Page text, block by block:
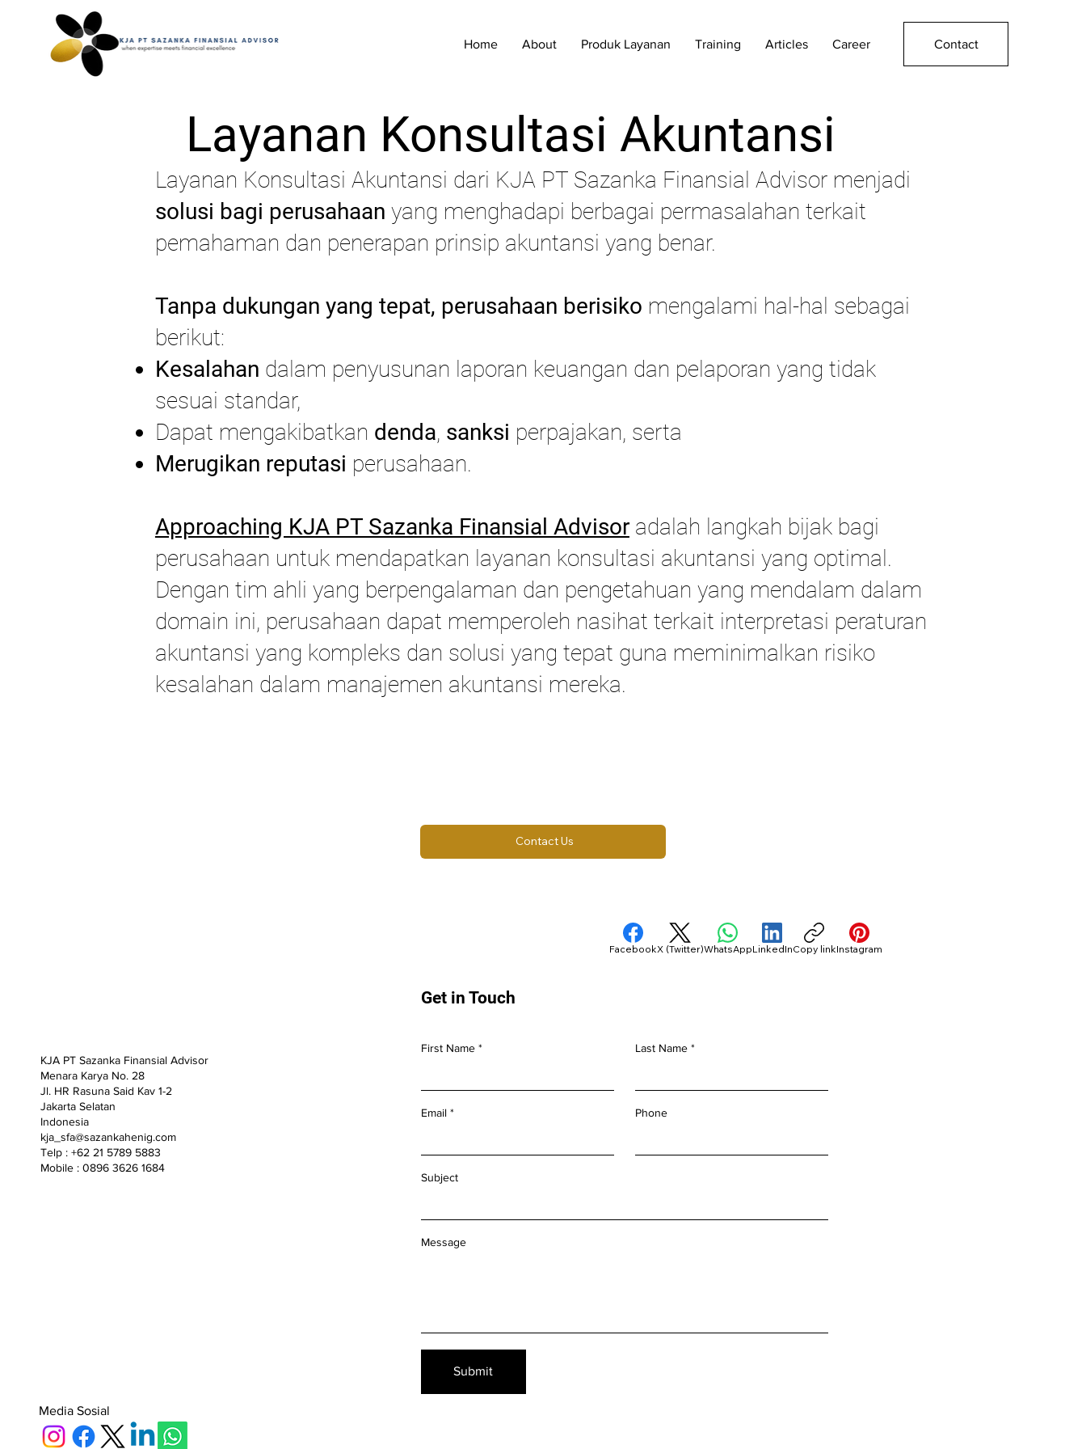
Home About Produk Layanan Training Articles Career Contact
Layanan Konsultasi Akuntansi
Layanan Konsultasi Akuntansi dari KJA PT Sazanka Finansial Advisor menjadi
solusi bagi perusahaan yang menghadapi berbagai permasalahan terkait
pemahaman dan penerapan prinsip akuntansi yang benar.
Tanpa dukungan yang tepat, perusahaan berisiko mengalami hal-hal sebagai
berikut:
Kesalahan dalam penyusunan laporan keuangan dan pelaporan yang tidak
sesuai standar,
Dapat mengakibatkan denda, sanksi perpajakan, serta
Merugikan reputasi perusahaan.
Approaching KJA PT Sazanka Finansial Advisoradalah langkah bijak bagi
perusahaan untuk mendapatkan layanan konsultasi akuntansi yang optimal.
Dengan tim ahli yang berpengalaman dan pengetahuan yang mendalam dalam
domain ini, perusahaan dapat memperoleh nasihat terkait interpretasi peraturan
akuntansi yang kompleks dan solusi yang tepat guna meminimalkan risiko
kesalahan dalam manajemen akuntansi mereka.
FacebookX (Twitter)WhatsAppLinkedInCopy linkInstagram
Contact Us
KJA PT Sazanka Finansial Advisor
Menara Karya No. 28
Jl. HR Rasuna Said Kav 1-2
Jakarta Selatan
Indonesia
kja_sfa@sazankahenig.com
Telp : +62 21 5789 5883
Mobile : 0896 3626 1684
Get in Touch
First Name Last Name
Email Phone
Subject
Message
Submit
Media Sosial